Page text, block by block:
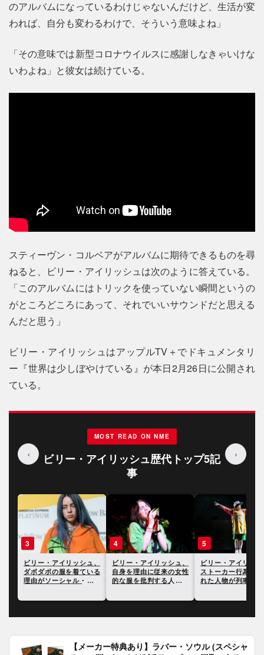
のアルバムになっているわけじゃないんだけど、生活が変
われば、自分も変わるわけで、そういう意味よね」
「その意味では新型コロナウイルスに感謝しなきゃいけな
いわよね」と彼女は続けている。
スティーヴン・コルベアがアルバムに期待できるものを尋
ねると、ビリー・アイリッシュは次のように答えている。
「このアルバムにはトリックを使っていない瞬間というの
がところどころにあって、それでいいサウンドだと思える
んだと思う」
ビリー・アイリッシュはアップルTV＋でドキュメンタリ
ー『世界は少しぼやけている』が本日2月26日に公開され
ている。
‹
MOST READ ON NME
ビリー・アイリッシュ歴代トップ5記
事
›
3
ビリー・アイリッシュ、
ダボダボの服を着ている
理由がソーシャル・メデ
4
ビリー・アイリッシュ、
自身を理由に従来の女性
的な服を批判する人たち
5
ビリー・アイリッ
ストーカー行為で
れた人物が列車に
【メーカー特典あり】ラバー・ソウル (スペシャ